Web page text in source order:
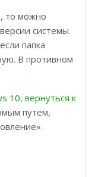
то можно
системы.
папка
В противном
10, вернуться к
путем,